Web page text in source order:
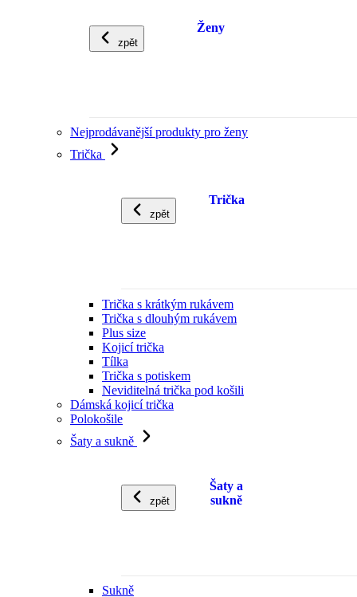
zpět
Ženy
Nejprodávanější produkty pro ženy
Trička
zpět
Trička
Trička s krátkým rukávem
Trička s dlouhým rukávem
Plus size
Kojicí trička
Tílka
Trička s potiskem
Neviditelná trička pod košili
Dámská kojicí trička
Polokošile
Šaty a sukně
zpět
Šaty a
sukně
Sukně